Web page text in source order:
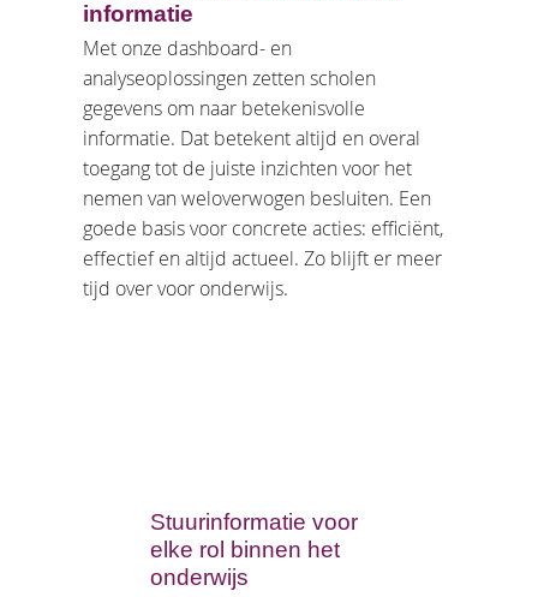
informatie
Met onze dashboard- en
analyseoplossingen zetten scholen
gegevens om naar betekenisvolle
informatie. Dat betekent altijd en overal
toegang tot de juiste inzichten voor het
nemen van weloverwogen besluiten. Een
goede basis voor concrete acties: efficiënt,
effectief en altijd actueel. Zo blijft er meer
tijd over voor onderwijs.
Stuurinformatie voor
elke rol binnen het
onderwijs